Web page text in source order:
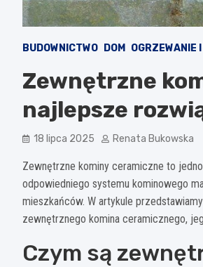
BUDOWNICTWO DOM OGRZEWANIE
Zewnętrzne
najlepsze
18 lipca 2025 Renata Bukowska
Zewnętrzne kominy ceramiczne to
odpowiedniego systemu kominowego
mieszkańców. W artykule
zewnętrznego komina ceramicznego,
Czym są